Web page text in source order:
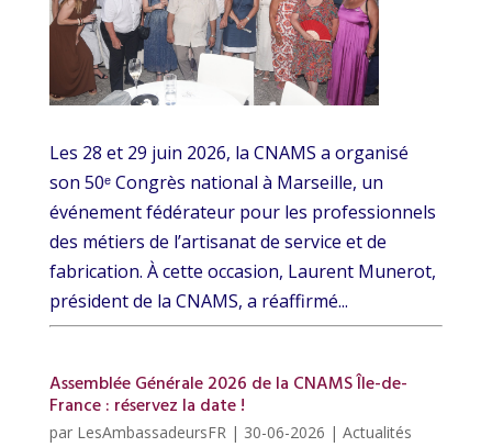
Les 28 et 29 juin 2026, la CNAMS a organisé
son 50ᵉ Congrès national à Marseille, un
événement fédérateur pour les professionnels
des métiers de l’artisanat de service et de
fabrication. À cette occasion, Laurent Munerot,
président de la CNAMS, a réaffirmé...
Assemblée Générale 2026 de la CNAMS Île-de-
France : réservez la date !
par LesAmbassadeursFR| 30-06-2026 | Actualités